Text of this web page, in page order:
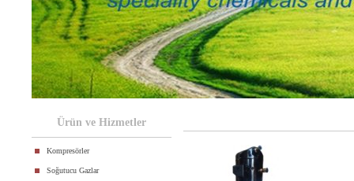
Ürün ve Hizmetler
Kompresörler
Soğutucu Gazlar